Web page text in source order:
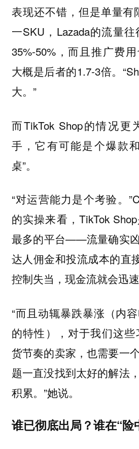
表现还不错，但是单量有
一SKU，Lazada的流量
35%-50%，而且推广费
大概是后者的1.7-3倍。
大。”
而TikTok Shop的情况
手，它有可能是个爆款
桌”。
“对运营能力是个考验。
的实操来看，TikTok
最多的平台——流量确实
达人佣金和投流成本的直
控制失当，现金流就会迅速
“而且动辄暴跌暴涨（内
的特性），对于我们这些
货节奏的卖家，也需要一
题一直没找到太好的解法
积累。”她说。
谁已彻底出局？谁在“险